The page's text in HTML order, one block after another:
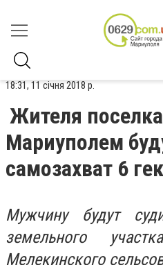
18:31, 11 січня 2018 р.
Жителя
Мариуполем
самозахват 6
Мужчину будут
земельного
Мелекинского